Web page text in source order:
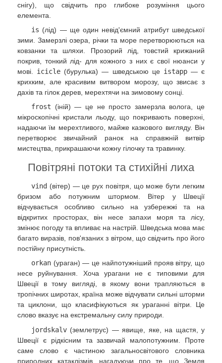
снігу), що свідчить про глибоке розуміння цього
елемента.
is (лід) — ще один невід'ємний атрибут шведської
зими. Замерзлі озера, річки та море перетворюються на
ковзанки та шляхи. Прозорий лід, товстий крижаний
покрив, тонкий лід- для кожного з них є свої нюанси у
мові. icicle (бурулька) — шведською це istapp— є
крихким, але красивим витвором морозу, що звисає з
дахів та гілок дерев, мерехтячи на зимовому сонці.
frost (іній) — це не просто замерзла волога, це
мікроскопічні кристали льоду, що покривають поверхні,
надаючи їм мерехтливого, майже казкового вигляду. Він
перетворює звичайний ранок на справжній витвір
мистецтва, прикрашаючи кожну гілочку та травинку.
Повітряні потоки та стихійні лиха
vind (вітер) — це рух повітря, що може бути легким
бризом або потужним штормом. Вітер у Швеції
відчувається особливо сильно на узбережжі та на
відкритих просторах, він несе запахи моря та лісу,
змінює погоду та впливає на настрій. Шведська мова має
багато виразів, пов'язаних з вітром, що свідчить про його
постійну присутність.
orkan (ураган) — це найпотужніший прояв вітру, що
несе руйнування. Хоча урагани не є типовими для
Швеції в тому вигляді, в якому вони трапляються в
тропічних широтах, країна може відчувати сильні шторми
та циклони, що класифікуються як ураганні вітри. Це
слово вказує на екстремальну силу природи.
jordskalv (землетрус) — явище, яке, на щастя, у
Швеції є рідкісним та зазвичай малопотужним. Проте
саме слово є частиною загальносвітового словника
природних катаклізмів, нагадуючи про те, що Земля